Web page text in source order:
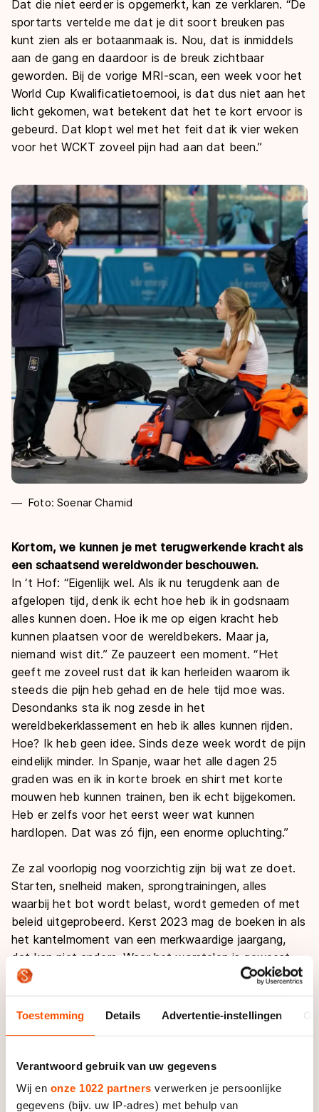
Toestemming Details Advertentie-instellingen
Verantwoord gebruik van uw gegevens
Wij en onze 1022 partners verwerken je persoonlijke
gegevens (bijv. uw IP-adres) met behulp van
Dat die niet eerder is opgemerkt, kan ze verklaren. “De
sportarts vertelde me dat je dit soort breuken pas
kunt zien als er botaanmaak is. Nou, dat is inmiddels
aan de gang en daardoor is de breuk zichtbaar
geworden. Bij de vorige MRI-scan, een week voor het
World Cup Kwalificatietoernooi, is dat dus niet aan het
licht gekomen, wat betekent dat het te kort ervoor is
gebeurd. Dat klopt wel met het feit dat ik vier weken
voor het WCKT zoveel pijn had aan dat been.”
Foto: Soenar Chamid
Kortom, we kunnen je met terugwerkende kracht als
een schaatsend wereldwonder beschouwen.
In ‘t Hof: “Eigenlijk wel. Als ik nu terugdenk aan de
afgelopen tijd, denk ik echt hoe heb ik in godsnaam
alles kunnen doen. Hoe ik me op eigen kracht heb
kunnen plaatsen voor de wereldbekers. Maar ja,
niemand wist dit.” Ze pauzeert een moment. “Het
geeft me zoveel rust dat ik kan herleiden waarom ik
steeds die pijn heb gehad en de hele tijd moe was.
Desondanks sta ik nog zesde in het
wereldbekerklassement en heb ik alles kunnen rijden.
Hoe? Ik heb geen idee. Sinds deze week wordt de pijn
eindelijk minder. In Spanje, waar het alle dagen 25
graden was en ik in korte broek en shirt met korte
mouwen heb kunnen trainen, ben ik echt bijgekomen.
Heb er zelfs voor het eerst weer wat kunnen
hardlopen. Dat was zó fijn, een enorme opluchting.”
Ze zal voorlopig nog voorzichtig zijn bij wat ze doet.
Starten, snelheid maken, sprongtrainingen, alles
waarbij het bot wordt belast, wordt gemeden of met
beleid uitgeprobeerd. Kerst 2023 mag de boeken in als
het kantelmoment van een merkwaardige jaargang,
dat kan niet anders. Waar het worstelen is geweest
om het spoor van de besten in haar disciplines – drie
en vijf kilometer – niet bijster te raken, kan ze opnieuw
sportieve plannen smeden die passen bij de missie van
Je kunt niet anders dan even terugblikken op wat ze
de ‘roerige tijden’ heeft genoemd. “Het is een beetje